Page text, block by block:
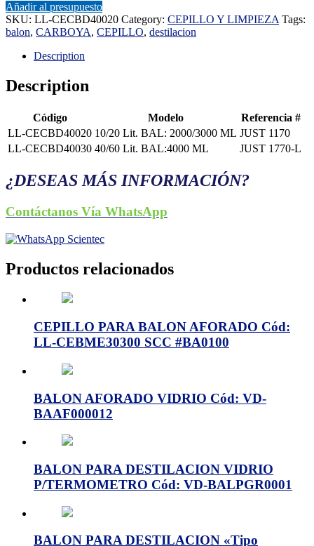
Añadir al presupuesto
SKU: LL-CECBD40020 Category: CEPILLO Y LIMPIEZA Tags:
balon, CARBOYA, CEPILLO, destilacion
Description
Description
Código Modelo
Referencia #
LL-CECBD40020 10/20 Lit. BAL: 2000/3000 ML JUST 1170
LL-CECBD40030 40/60 Lit. BAL:4000 ML JUST 1770-L
¿DESEAS MÁS INFORMACIÓN?
Contáctanos Vía WhatsApp
Productos relacionados
CEPILLO PARA BALON AFORADO Cód:
LL-CEBME30300 SCC #BA0100
BALON AFORADO VIDRIO Cód: VD-
BAAF000012
BALON PARA DESTILACION VIDRIO
P/TERMOMETRO Cód: VD-BALPGR0001
BALON PARA DESTILACION «Tipo